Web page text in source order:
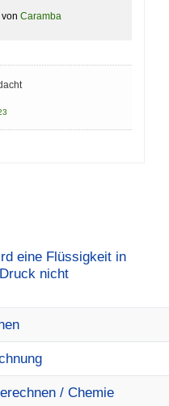
von Caramba
eine Flüssigkeit in
nicht
/ Chemie